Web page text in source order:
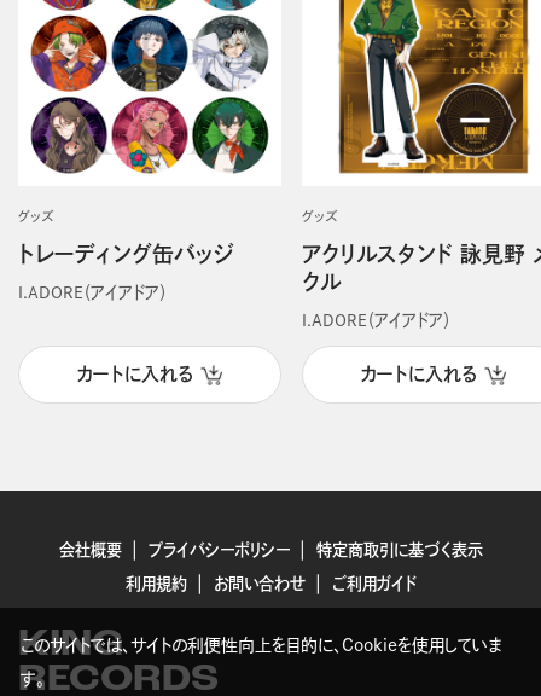
グッズ
トレーディング缶バッジ
I.ADORE（アイアドア）
カートに入れる
グッズ
アクリルスタンド 詠見野
クル
I.ADORE（アイアドア）
カートに入れる
会社概要 プライバシーポリシー
特定商取引に基づく表示
利用規約
お問い合わせ ご利用ガイド
KING
RECORDS
このサイトでは、サイトの利便性向上を目的に、Cookieを使用していま
す。